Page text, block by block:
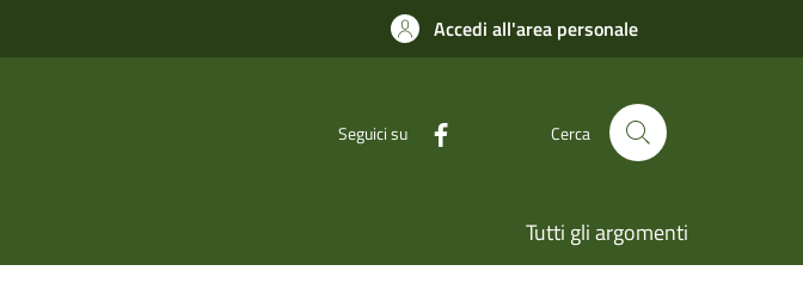
Accedi all'area personale
Seguici su Cerca
Tutti gli argomenti